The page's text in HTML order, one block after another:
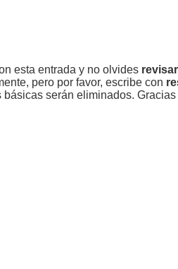
esta entrada y no olvides
pero por favor, escribe con
serán eliminados. Gracias